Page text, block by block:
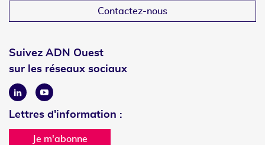
Contactez-nous
Suivez ADN Ouest
sur les réseaux sociaux
LinkedinYoutube
Lettres d'information :
Je m'abonne